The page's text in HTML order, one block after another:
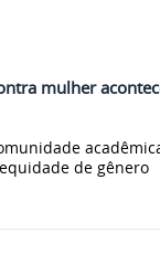
mulher
de gênero